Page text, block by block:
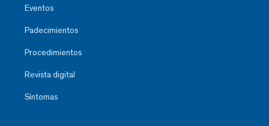
Eventos
Padecimientos
Procedimientos
Revista digital
Síntomas